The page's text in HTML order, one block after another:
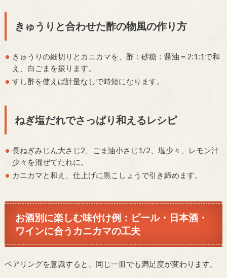
きゅうりと合わせた酢の物風の作り方
きゅうりの細切りとカニカマを、酢：砂糖：醤油＝2:1:1で和
え、白ごまを振ります。
すし酢を使えば計量なしで時短になります。
ねぎ塩だれでさっぱり和えるレシピ
長ねぎみじん大さじ2、ごま油小さじ1/2、塩少々、レモン汁
少々を混ぜてたれに。
カニカマと和え、仕上げに黒こしょうで引き締めます。
お酒別に楽しむ味付け例：ビール・日本酒・
ワインに合うカニカマの工夫
ペアリングを意識すると、同じ一皿でも満足度が変わります。